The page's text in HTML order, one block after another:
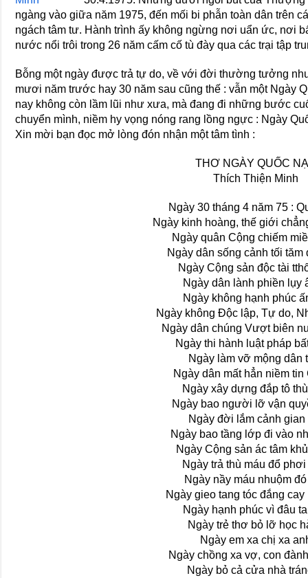
ngàng vào giữa năm 1975, đến mối bi phẫn toàn dân trên
ngách tâm tư. Hành trình ấy không ngừng nơi uẩn ức, nơi
nước nổi trôi trong 26 năm cấm cố tù đày qua các trại tập
Bỗng một ngày được trả tự do, về với đời thường tưởng
mươi năm trước hay 30 năm sau cũng thế : vẫn một Ngày
nay không còn lầm lũi như xưa, mà đang đi những bước
chuyển mình, niềm hy vọng nóng rang lồng ngực : Ngày
Xin mời bạn đọc mở lòng đón nhận một tâm tình :
THƠ NGÀY QUỐC
Thích Thiện Minh
Ngày 30 tháng 4 năm 75 :
Ngày kinh hoàng, thế giới
Ngày quân Cộng chiếm
Ngày dân sống cảnh tối tăm
Ngày Cộng sản độc tài
Ngày dân lành phiền lụy
Ngày không hạnh phúc
Ngày không Ðộc lập, Tự do,
Ngày dân chúng Vượt biên
Ngày thi hành luật pháp
Ngày làm vỡ mộng dân
Ngày dân mất hẳn niềm tin
Ngày xây dựng đắp tô
Ngày bao người lỡ vận
Ngày đời lắm cảnh gian
Ngày bao tầng lớp đi vào
Ngày Cộng sản ác tâm
Ngày trả thù máu đổ
Ngày nầy máu nhuộm
Ngày gieo tang tóc đắng cay
Ngày hạnh phúc vì đâu
Ngày trẻ thơ bỏ lỡ học
Ngày em xa chị xa
Ngày chồng xa vợ, con
Ngày bỏ cả cửa nhà